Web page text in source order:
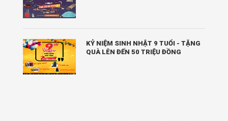
KỶ NIỆM SINH NHẬT 9 TUỔI - TẶNG
QUÀ LÊN ĐẾN 50 TRIỆU ĐỒNG